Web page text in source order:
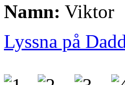
Namn: Viktor
Lyssna på